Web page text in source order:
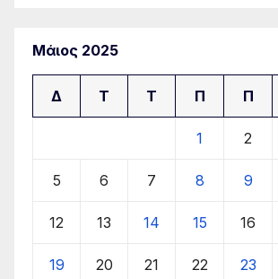
Μάιος 2025
Δ Τ Τ Π Π
1 2
5 6 7 8 9
12 13 14 15 16
19 20 21 22 23